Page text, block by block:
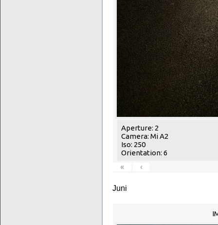
Aperture: 2
Camera: Mi A2
Iso: 250
Orientation: 6
«
‹
Juni